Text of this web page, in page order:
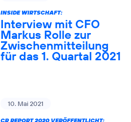
INSIDE WIRTSCHAFT:
Interview mit CFO
Markus Rolle zur
Zwischenmitteilung
für das 1. Quartal 2021
10. Mai 2021
CR REPORT 2020 VERÖFFENTLICHT: